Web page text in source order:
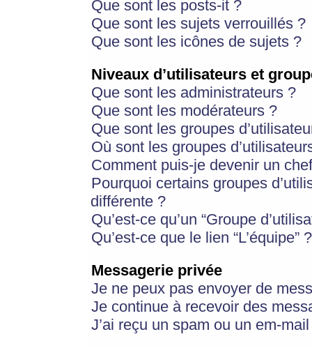
Que sont les posts-it ?
Que sont les sujets verrouillés ?
Que sont les icônes de sujets ?
Niveaux d’utilisateurs et
Que sont les administrateurs ?
Que sont les modérateurs ?
Que sont les groupes
Où sont les groupes
Comment puis-je devenir un
Pourquoi certains groupes
différente ?
Qu’est-ce qu’un “Groupe
Qu’est-ce que le lien “L’équipe” ?
Messagerie privée
Je ne peux pas envoyer de
Je continue à recevoir des
J’ai reçu un spam ou un em-